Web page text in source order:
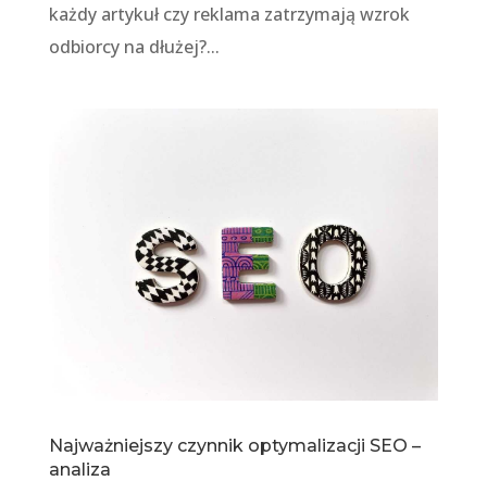
każdy artykuł czy reklama zatrzymają wzrok
odbiorcy na dłużej?...
Najważniejszy czynnik optymalizacji SEO –
analiza